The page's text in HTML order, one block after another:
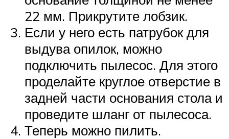
22 мм. Прикрутите лобзик.
Если у него есть патрубок для
выдува опилок, можно
подключить пылесос. Для этого
проделайте круглое отверстие в
задней части основания стола и
проведите шланг от пылесоса.
Теперь можно пилить.